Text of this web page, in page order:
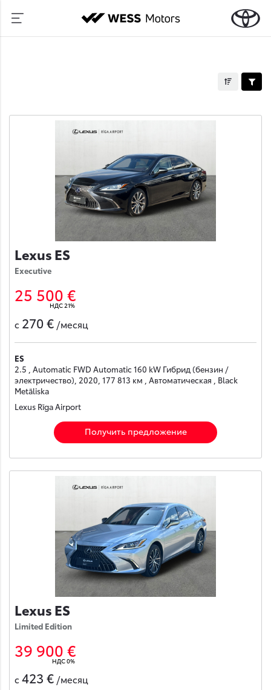
Lexus ES
Executive
25 500 €
НДС 21%
с 270 € /месяц
ES
2.5 , Automatic FWD Automatic 160 kW Гибрид (бензин /
электричество), 2020, 177 813 км , Автоматическая , Black
Metāliska
Lexus Rīga Airport
Получить предложение
Lexus ES
Limited Edition
39 900 €
НДС 0%
с 423 € /месяц